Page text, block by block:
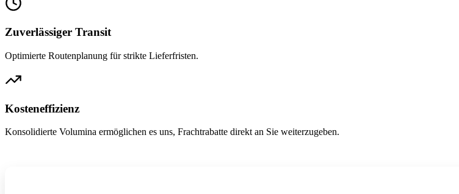
Zuverlässiger Transit
Optimierte Routenplanung für strikte Lieferfristen.
Kosteneffizienz
Konsolidierte Volumina ermöglichen es uns, Frachtrabatte direkt an Sie weiterzugeben.